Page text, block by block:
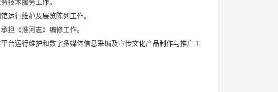
技术服务工作。
运行维护及展览陈列工作。
担《淮河志》编修工作。
台运行维护和数字多媒体信息采编及宣传文化产品制作与推广工